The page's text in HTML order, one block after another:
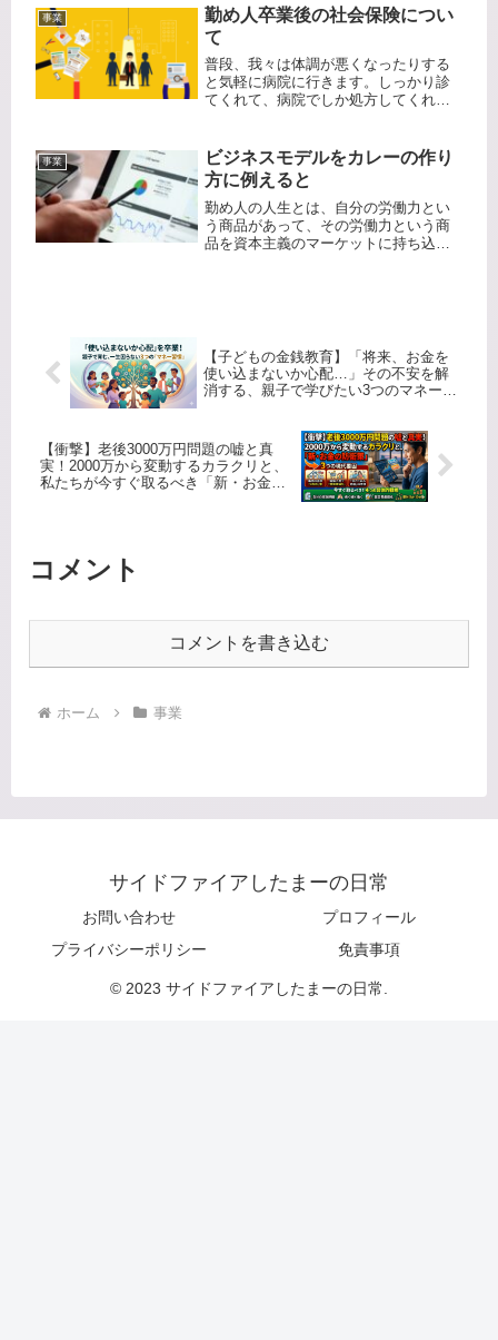
な家で暮らしていました。一方、一般
市民はインスラと呼ばれる集合住宅
で、...
事業
勤め人卒業後の社会保険につい
て
普段、我々は体調が悪くなったりする
と気軽に病院に行きます。しっかり診
てくれて、病院でしか処方してくれな
制度がしっかりしているからです。社
会保険制度とは、病気や怪我、老後
な...
事業
ビジネスモデルをカレーの作り
方に例えると
勤め人の人生とは、自分の労働力とい
う商品があって、その労働力という商
品を資本主義のマーケットに持ち込ん
【子どもの金銭教育】「将来、お金を
使い込まないか心配…」その不安を解
消する、親子で学びたい3つのマネー習
【衝撃】老後3000万円問題の嘘と真
実！2000万から変動するカラクリと、
私たちが今すぐ取るべき「新・お金の
コメント
コメントを書き込む
ホーム 事業
サイドファイアしたまーの日常
お問い合わせ
プロフィール
プライバシーポリシー
免責事項
© 2023 サイドファイアしたまーの日常.